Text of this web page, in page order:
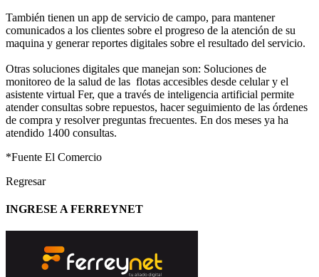
También tienen un app de servicio de campo, para mantener
comunicados a los clientes sobre el progreso de la atención de su
maquina y generar reportes digitales sobre el resultado del servicio.
Otras soluciones digitales que manejan son: Soluciones de
monitoreo de la salud de las flotas accesibles desde celular y el
asistente virtual Fer, que a través de inteligencia artificial permite
atender consultas sobre repuestos, hacer seguimiento de las órdenes
de compra y resolver preguntas frecuentes. En dos meses ya ha
atendido 1400 consultas.
*Fuente El Comercio
Regresar
INGRESE A FERREYNET